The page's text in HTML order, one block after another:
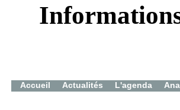
Accueil Actualités L'agenda